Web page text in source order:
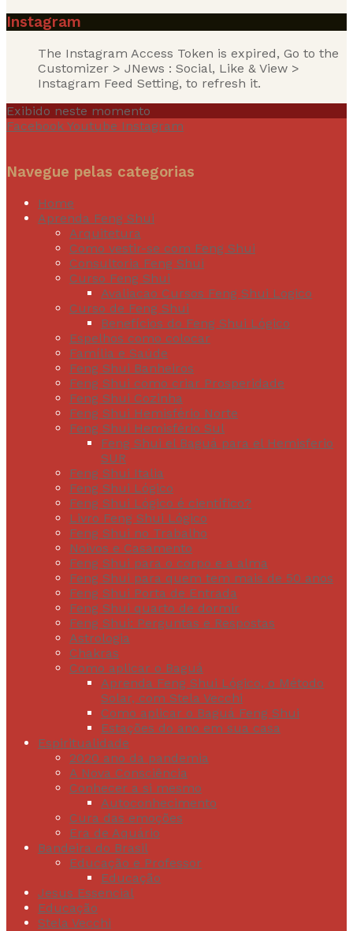
Instagram
The Instagram Access Token is expired, Go to the
Customizer > JNews : Social, Like & View >
Instagram Feed Setting, to refresh it.
Exibido neste momento
Facebook Youtube Instagram
Navegue pelas categorias
Home
Aprenda Feng Shui
Arquitetura
Como vestir-se com Feng Shui
Consultoria Feng Shui
Curso Feng Shui
Avaliacao Cursos Feng Shui Logico
Curso de Feng Shui
Benefícios do Feng Shui Lógico
Espelhos como colocar
Família e Saúde
Feng Shui Banheiros
Feng Shui como criar Prosperidade
Feng Shui Cozinha
Feng Shui Hemisfério Norte
Feng Shui Hemisfério Sul
Feng Shui el Baguá para el Hemisferio
SUR
Feng Shui Italia
Feng Shui Lógico
Feng Shui Lógico é científico?
Livro Feng Shui Lógico
Feng Shui no Trabalho
Noivos e Casamento
Feng Shui para o corpo e a alma
Feng Shui para quem tem mais de 50 anos
Feng Shui Porta de Entrada
Feng Shui quarto de dormir
Feng Shui: Perguntas e Respostas
Astrologia
Chakras
Como aplicar o Baguá
Aprenda Feng Shui Lógico, o Método
Solar, com Stela Vecchi
Como aplicar o Baguá Feng Shui
Estações do ano em sua casa
Espiritualidade
2020 ano da pandemia
A Nova Consciência
Conhecer a si mesmo
Autoconhecimento
Cura das emoções
Era de Aquário
Bandeira do Brasil
Educação e Professor
Educação
Jesus Essencial
Educação
Stela Vecchi